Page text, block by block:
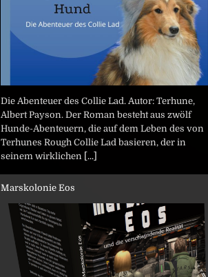
Die Abenteuer des Collie Lad. Autor: Terhune,
Albert Payson. Der Roman besteht aus zwölf
Hunde-Abenteuern, die auf dem Leben des von
Terhunes Rough Collie Lad basieren, der in
seinem wirklichen [...]
Marskolonie Eos